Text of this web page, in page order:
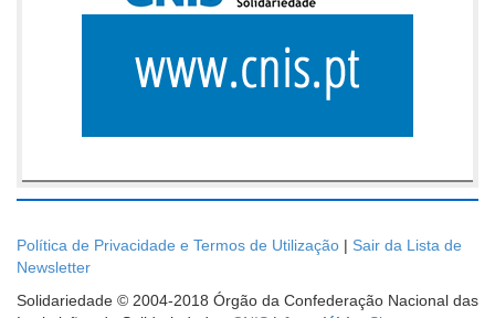
Política de Privacidade e Termos de Utilização | Sair da Lista de
Newsletter
Solidariedade © 2004-2018 Órgão da Confederação Nacional das